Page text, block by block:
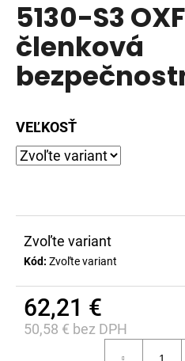
produktu
je
0,0
z
5
5130-S3
členková
VEĽKOSŤ
Zvoľte variant
Kód: Zvoľte variant
62,21 €
50,58 € bez DPH
á
j
s
ť
O
o